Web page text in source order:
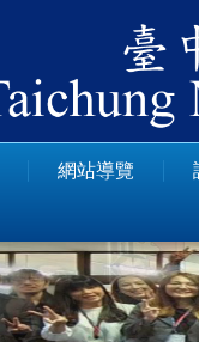
網站導覽